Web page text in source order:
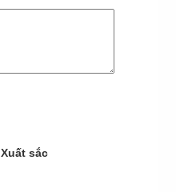
Xuất sắc